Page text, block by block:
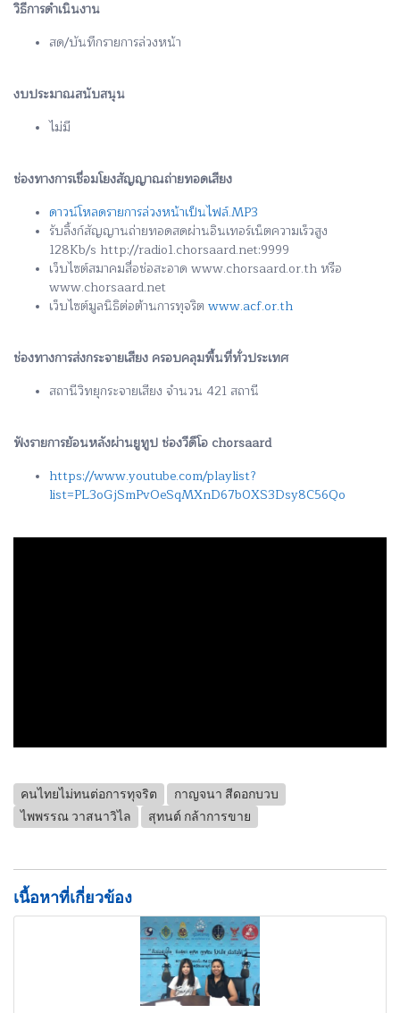
วิธีการดำเนินงาน
สด/บันทึกรายการล่วงหน้า
งบประมาณสนับสนุน
ไม่มี
ช่องทางการเชื่อมโยงสัญญาณถ่ายทอดเสียง
ดาวน์โหลดรายการล่วงหน้าเป็นไฟล์.MP3
รับลิ้งก์สัญญานถ่ายทอดสดผ่านอินเทอร์เน็ตความเร็วสูง
128Kb/s http://radio1.chorsaard.net:9999
เว็บไซต์สมาคมสื่อช่อสะอาด www.chorsaard.or.th หรือ
www.chorsaard.net
เว็บไซต์มูลนิธิต่อต้านการทุจริต www.acf.or.th
ช่องทางการส่งกระจายเสียง ครอบคลุมพื้นที่ทั่วประเทศ
สถานีวิทยุกระจายเสียง จำนวน 421 สถานี
ฟังรายการย้อนหลังผ่านยูทูป ช่องวีดีโอ chorsaard
https://www.youtube.com/playlist?
list=PL3oGjSmPvOeSqMXnD67b0XS3Dsy8C56Qo
คนไทยไม่ทนต่อการทุจริต
กาญจนา สีดอกบวบ
ไพพรรณ วาสนาวิไล
สุทนต์ กล้าการขาย
เนื้อหาที่เกี่ยวข้อง